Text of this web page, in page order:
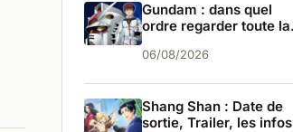
Gundam : dans quel
ordre regarder toute la
06/08/2026
Shang Shan : Date de
sortie, Trailer, les infos